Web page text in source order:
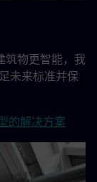
筑物更智能，我
未来标准并保
的解决方案